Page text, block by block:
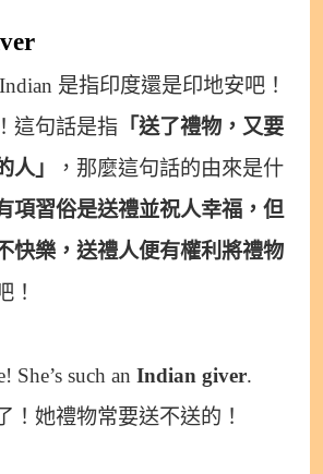
是指印度還是印地安吧！
！這句話是指 「送了禮物，又要
人」
，那麼這句話的由來是什
項習俗是送禮並祝人幸福，但
快樂，送禮人便有權利將禮物
！
She’s such an Indian giver.
！她禮物常要送不送的！